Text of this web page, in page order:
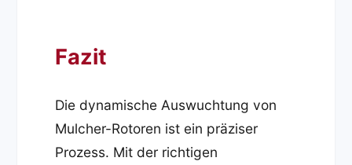
Fazit
Die dynamische Auswuchtung von
Mulcher-Rotoren ist ein präziser
Prozess. Mit der richtigen